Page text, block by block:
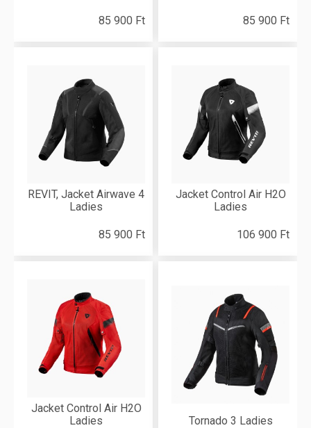
85 900 Ft 85 900 Ft
REVIT, Jacket Airwave 4
Ladies
85 900 Ft
Jacket Control Air H2O
Ladies
106 900 Ft
Jacket Control Air H2O
Ladies
Tornado 3 Ladies